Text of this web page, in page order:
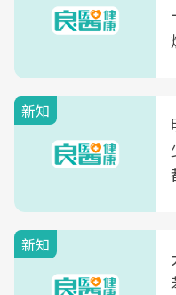
新知
新知